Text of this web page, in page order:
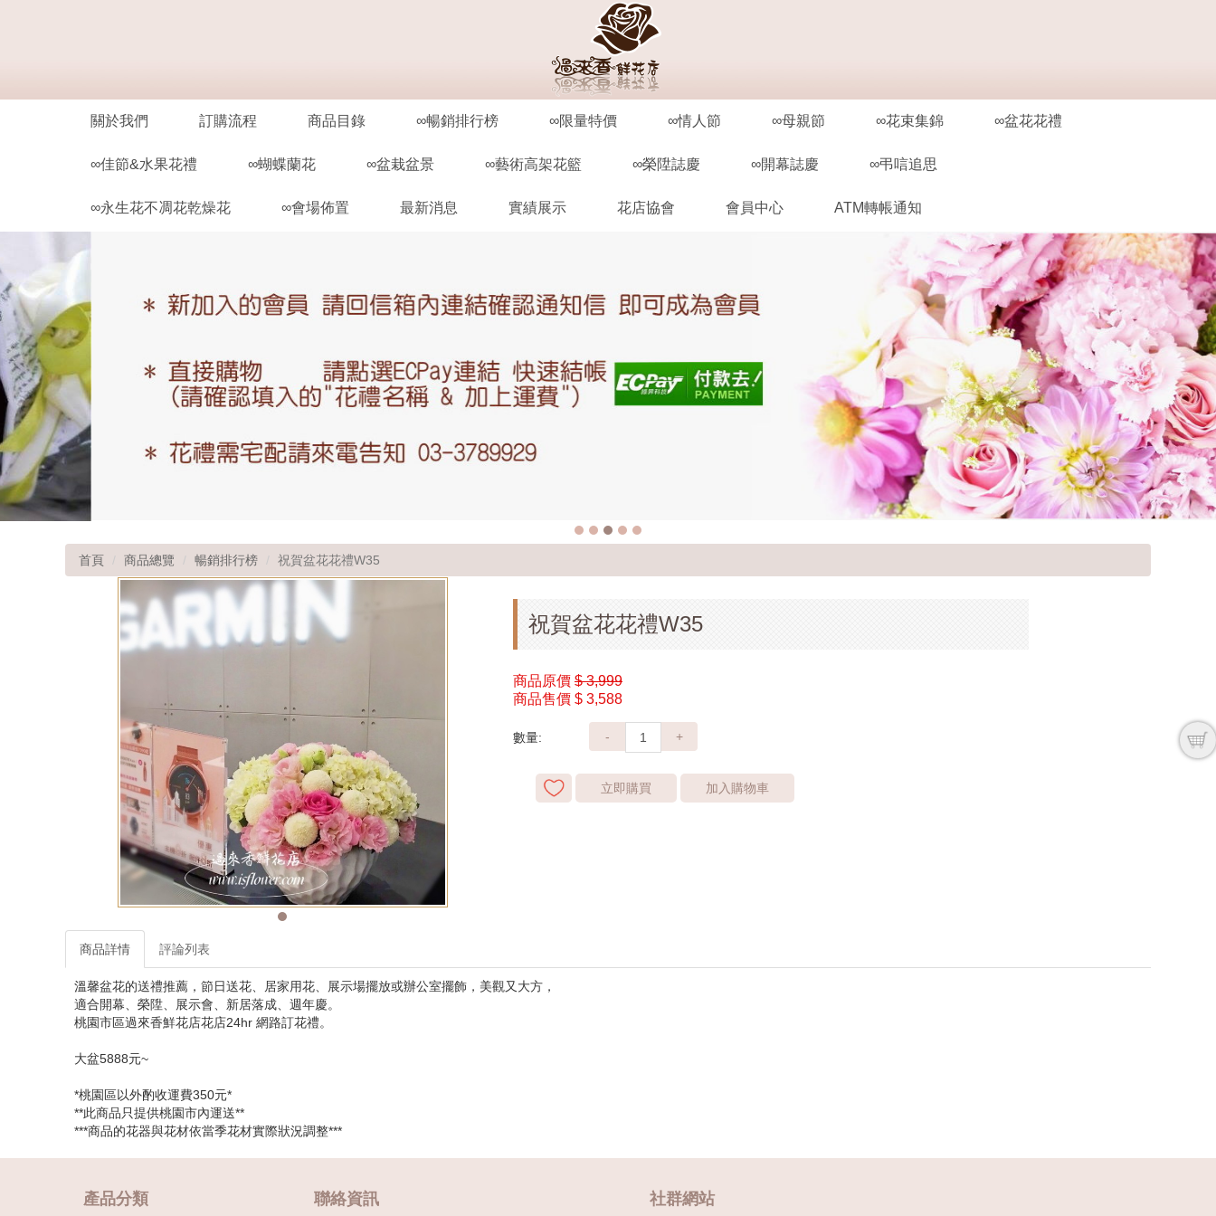
關於我們 訂購流程 商品目錄 ∞暢銷排行榜 ∞限量特價 ∞情人節 ∞母親節 ∞花束集錦 ∞盆花花禮
∞佳節&水果花禮 ∞蝴蝶蘭花 ∞盆栽盆景 ∞藝術高架花籃 ∞榮陞誌慶 ∞開幕誌慶 ∞弔唁追思
∞永生花不凋花乾燥花 ∞會場佈置 最新消息 實績展示 花店協會 會員中心 ATM轉帳通知
首頁 商品總覽 暢銷排行榜 祝賀盆花花禮W35
祝賀盆花花禮W35
商品原價 $ 3,999
商品售價 $ 3,588
數量: - +
立即購買 加入購物車
商品詳情 評論列表
溫馨盆花的送禮推薦，節日送花、居家用花、展示場擺放或辦公室擺飾，美觀又大方，
適合開幕、榮陞、展示會、新居落成、週年慶。
桃園市區過來香鮮花店花店24hr 網路訂花禮。
大盆5888元~
*桃園區以外酌收運費350元*
**此商品只提供桃園市內運送**
***商品的花器與花材依當季花材實際狀況調整***
產品分類 聯絡資訊 社群網站